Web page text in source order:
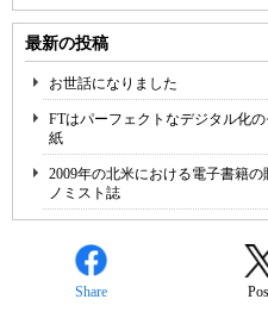
最新の投稿
お世話になりました
FTはパーフェクトなデジタル化
紙
2009年の北米における電子書籍
ノミスト誌
Share